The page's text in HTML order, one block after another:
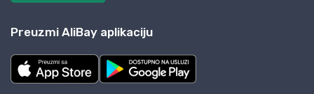
Preuzmi AliBay aplikaciju